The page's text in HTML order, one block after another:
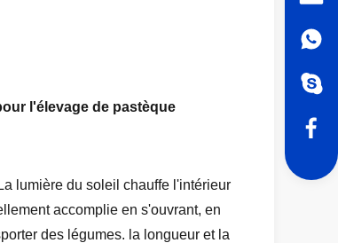
l'élevage de pastèque
lumière du soleil chauffe l'intérieur
accomplie en s'ouvrant, en
des légumes. la longueur et la